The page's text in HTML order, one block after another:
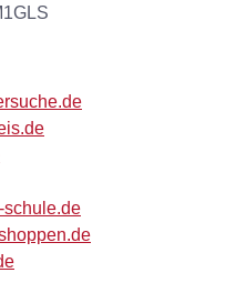
schule.de